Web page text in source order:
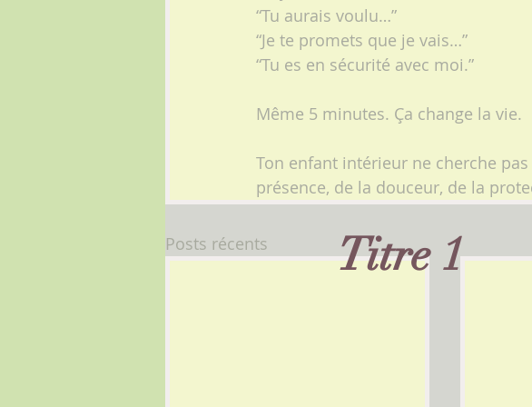
“Tu aurais voulu…”
“Je te promets que je vais…”
“Tu es en sécurité avec moi.”
Même 5 minutes. Ça change la vie.
Ton enfant intérieur ne cherche
présence, de la douceur, de la
Posts récents Titre 1